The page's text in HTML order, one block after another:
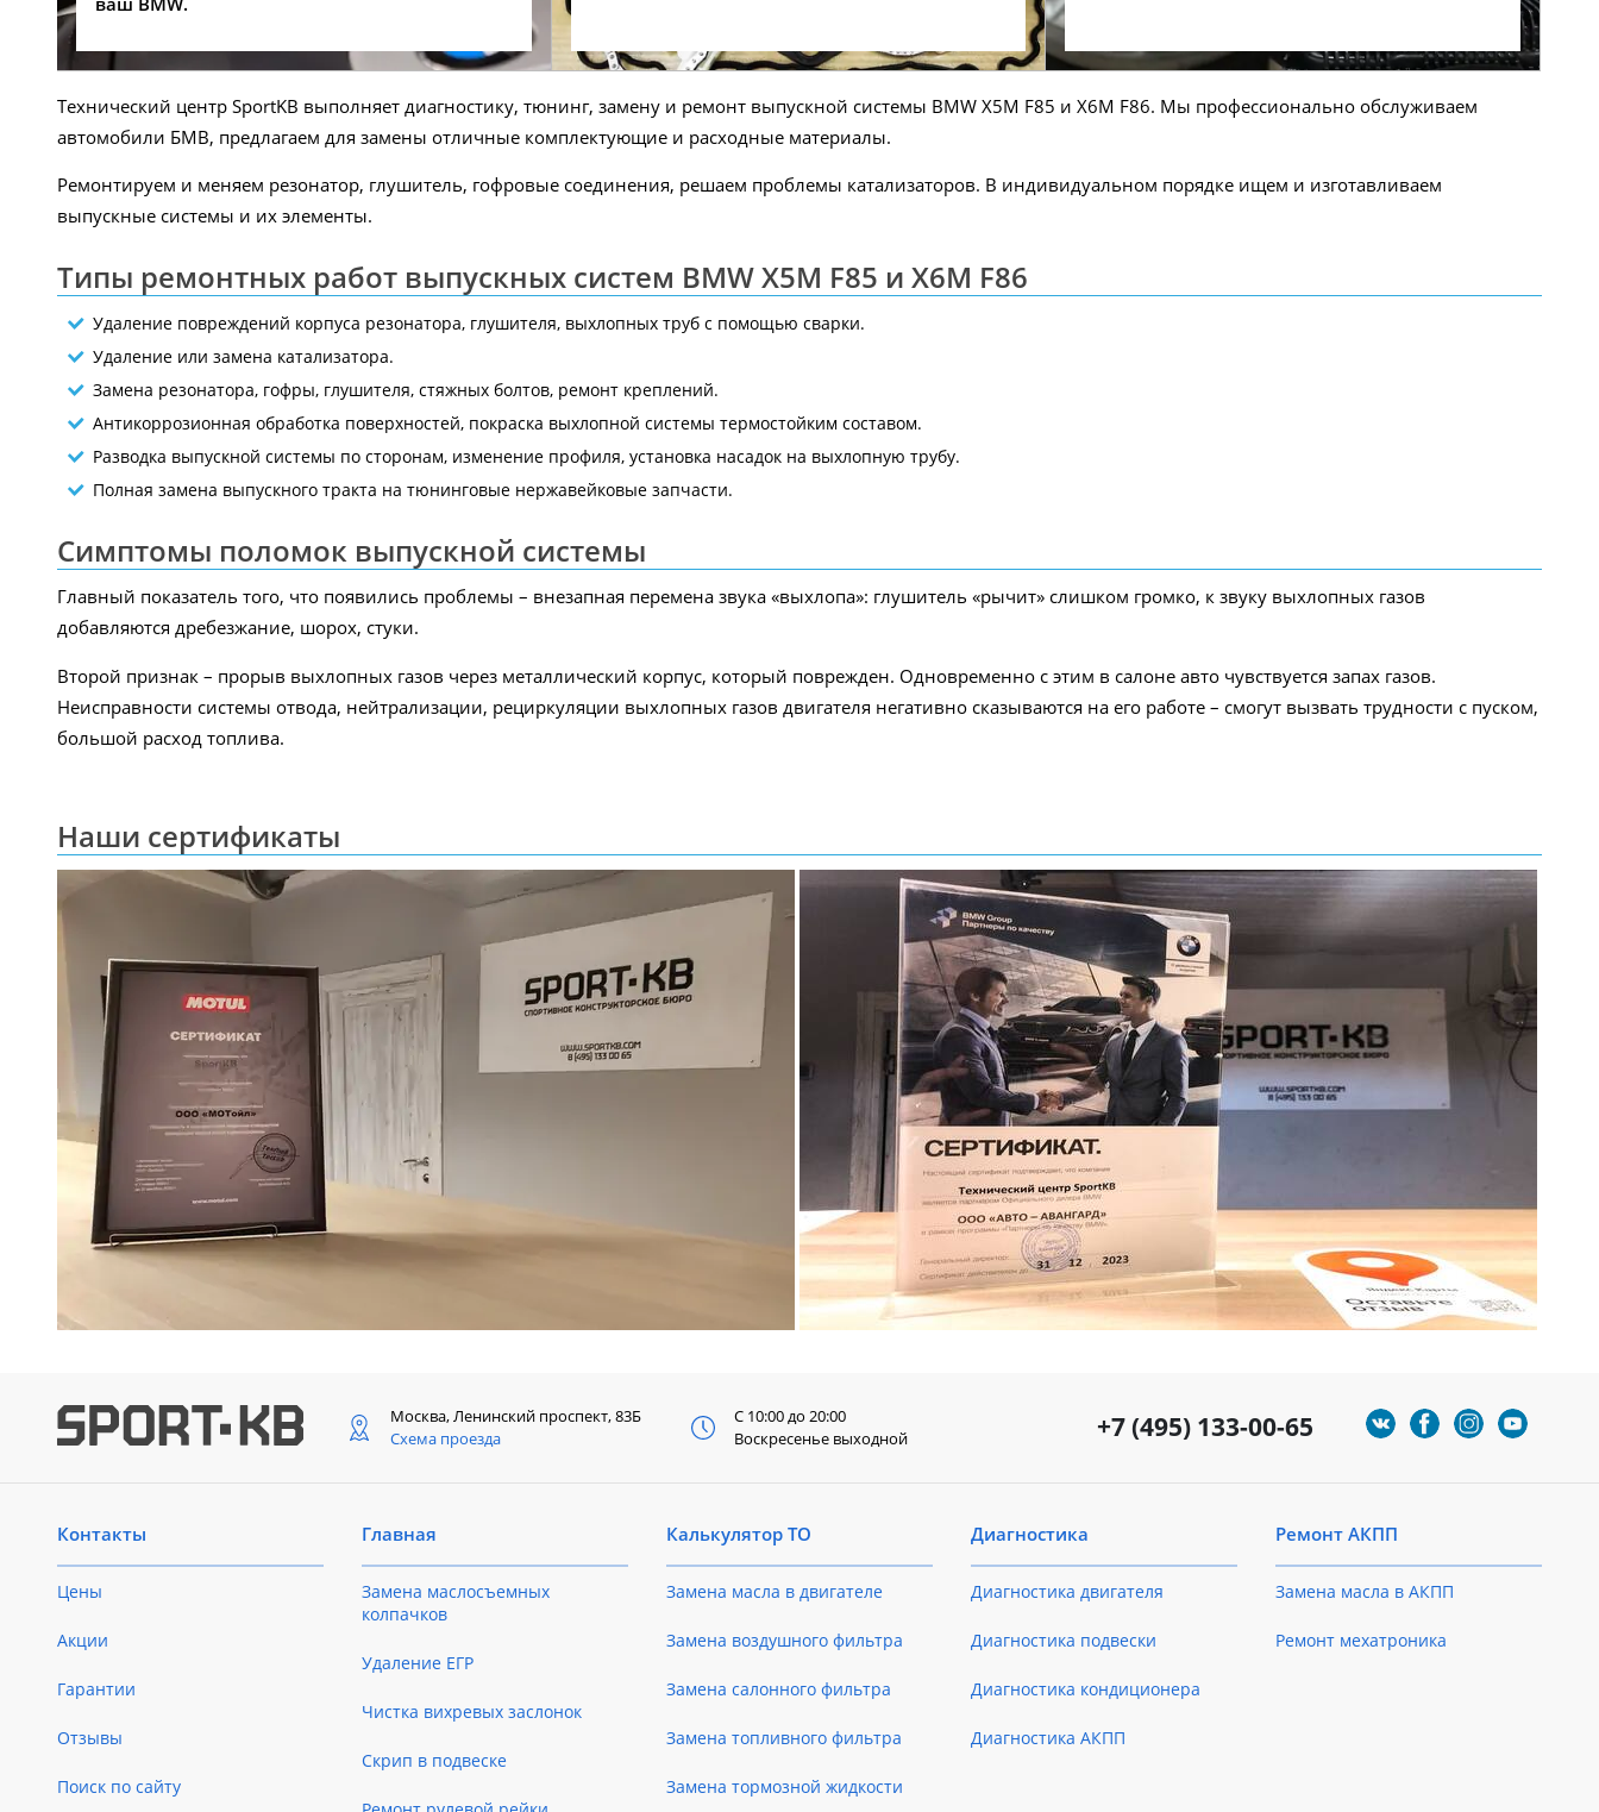
Технический центр SportKB выполняет диагностику, тюнинг, замену и ремонт выпускной системы BMW X5M F85 и X6M F86. Мы профессионально обслуживаем
автомобили БМВ, предлагаем для замены отличные комплектующие и расходные материалы.
Ремонтируем и меняем резонатор, глушитель, гофровые соединения, решаем проблемы катализаторов. В индивидуальном порядке ищем и изготавливаем
выпускные системы и их элементы.
Типы ремонтных работ выпускных систем BMW X5M F85 и X6M F86
Удаление повреждений корпуса резонатора, глушителя, выхлопных труб с помощью сварки.
Удаление или замена катализатора.
Замена резонатора, гофры, глушителя, стяжных болтов, ремонт креплений.
Антикоррозионная обработка поверхностей, покраска выхлопной системы термостойким составом.
Разводка выпускной системы по сторонам, изменение профиля, установка насадок на выхлопную трубу.
Полная замена выпускного тракта на тюнинговые нержавейковые запчасти.
Симптомы поломок выпускной системы
Главный показатель того, что появились проблемы – внезапная перемена звука «выхлопа»: глушитель «рычит» слишком громко, к звуку выхлопных газов
добавляются дребезжание, шорох, стуки.
Второй признак – прорыв выхлопных газов через металлический корпус, который поврежден. Одновременно с этим в салоне авто чувствуется запах газов.
Неисправности системы отвода, нейтрализации, рециркуляции выхлопных газов двигателя негативно сказываются на его работе – смогут вызвать трудности с пуском,
большой расход топлива.
Наши сертификаты
+7 (495) 133-00-65
Москва, Ленинский проспект, 83Б
Схема проезда
С 10:00 до 20:00
Воскресенье выходной
Контакты
Цены
Акции
Гарантии
Отзывы
Поиск по сайту
Главная
Замена маслосъемных
колпачков
Удаление ЕГР
Чистка вихревых заслонок
Скрип в подвеске
Калькулятор ТО
Замена масла в двигателе
Замена воздушного фильтра
Замена салонного фильтра
Замена топливного фильтра
Замена тормозной жидкости
Диагностика
Диагностика двигателя
Диагностика подвески
Диагностика кондиционера
Диагностика АКПП
Ремонт АКПП
Замена масла в АКПП
Ремонт мехатроника